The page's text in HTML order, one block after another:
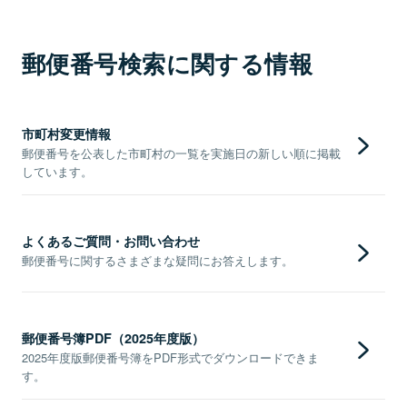
郵便番号検索に関する情報
市町村変更情報
郵便番号を公表した市町村の一覧を実施日の新しい順に掲載
しています。
よくあるご質問・お問い合わせ
郵便番号に関するさまざまな疑問にお答えします。
郵便番号簿PDF（2025年度版）
2025年度版郵便番号簿をPDF形式でダウンロードできま
す。